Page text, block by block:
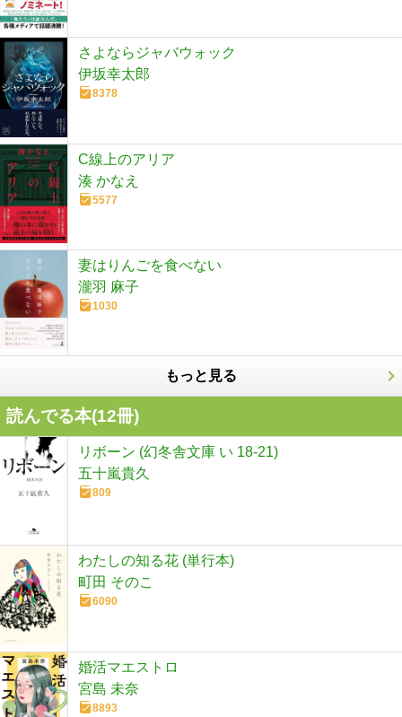
さよならジャバウォック
伊坂幸太郎
8378
C線上のアリア
湊 かなえ
5577
妻はりんごを食べない
瀧羽 麻子
1030
もっと見る
読んでる本(12冊)
リボーン (幻冬舎文庫 い 18-21)
五十嵐貴久
809
わたしの知る花 (単行本)
町田 そのこ
6090
婚活マエストロ
宮島 未奈
8893